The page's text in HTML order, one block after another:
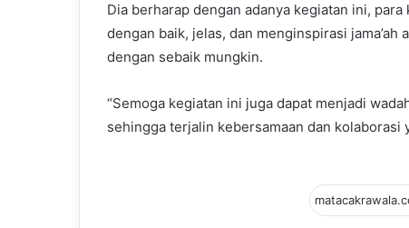
Dia berharap dengan adanya kegiatan ini,
dengan baik, jelas, dan menginspirasi
dengan sebaik mungkin.
“Semoga kegiatan ini juga dapat menjadi
sehingga terjalin kebersamaan dan kolaborasi